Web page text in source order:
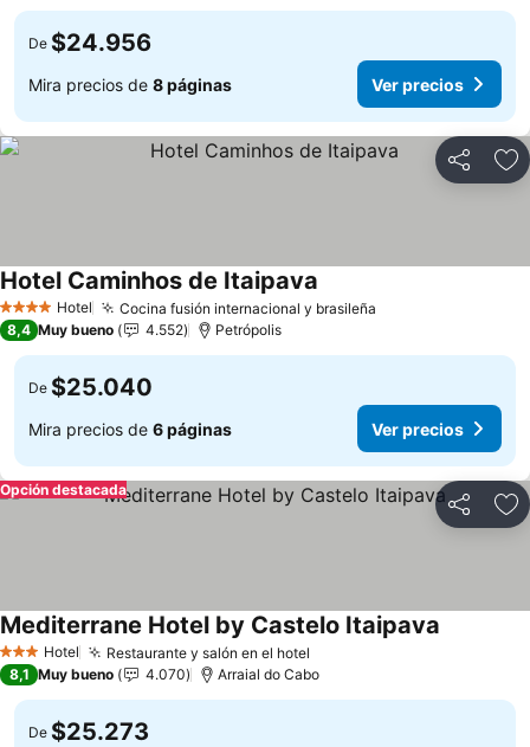
De $24.956
Mira precios de 8 páginas Ver precios
Compartir
4 EstrellasHotel Cocina fusión internacional y brasileña
Hotel Caminhos de Itaipava
8,4 Muy bueno 4.552 Petrópolis
De $25.040
Mira precios de 6 páginas Ver precios
Compartir
Opción destacada
3 Estrellas
Hotel Restaurante y salón en el hotel
Mediterrane Hotel by Castelo Itaipava
8,1 Muy bueno 4.070 Arraial do Cabo
De $25.273